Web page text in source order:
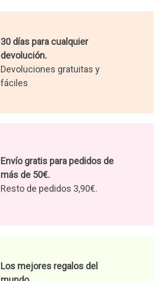
30 días para cualquier
devolución.
Devoluciones gratuitas y
fáciles
Envío gratis para pedidos de
más de 50€.
Resto de pedidos 3,90€.
Los mejores regalos del